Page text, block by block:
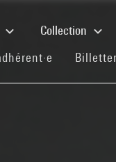
Collection
(current)